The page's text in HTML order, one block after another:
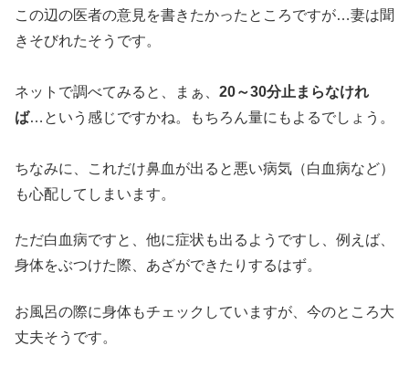
この辺の医者の意見を書きたかったところですが…妻は聞
きそびれたそうです。
ネットで調べてみると、まぁ、 20～30分止まらなけれ
ば…という感じですかね。もちろん量にもよるでしょう。
ちなみに、これだけ鼻血が出ると悪い病気（白血病など）
も心配してしまいます。
ただ白血病ですと、他に症状も出るようですし、例えば、
身体をぶつけた際、あざができたりするはず。
お風呂の際に身体もチェックしていますが、今のところ大
丈夫そうです。